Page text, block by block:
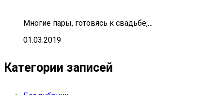
Многие пары, готовясь к свадьбе,…
01.03.2019
Категории записей